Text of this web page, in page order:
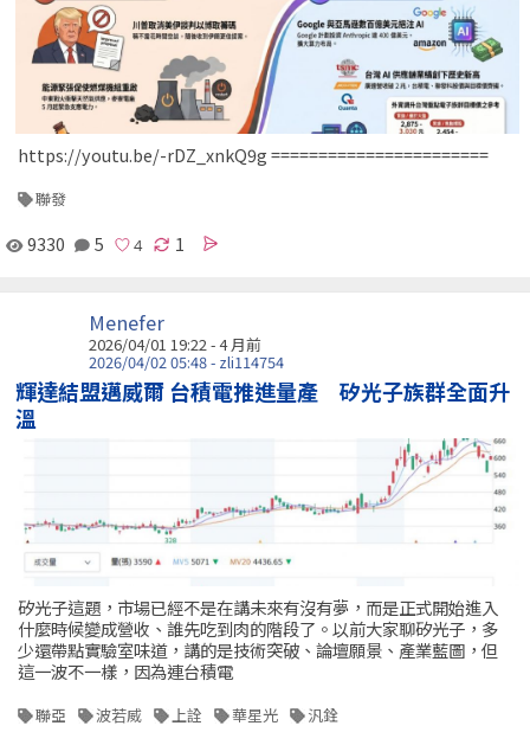
https://youtu.be/-rDZ_xnkQ9g =======================
聯發
9330 5 1
Menefer
2026/04/01 19:22 - 4 月前
2026/04/02 05:48 - zli114754
輝達結盟邁威爾 台積電推進量產 矽光子族群全面升
溫
矽光子這題，市場已經不是在講未來有沒有夢，而是正式開始進入
什麼時候變成營收、誰先吃到肉的階段了。以前大家聊矽光子，多
少還帶點實驗室味道，講的是技術突破、論壇願景、產業藍圖，但
這一波不一樣，因為連台積電
聯亞 波若威 上詮 華星光 汎銓